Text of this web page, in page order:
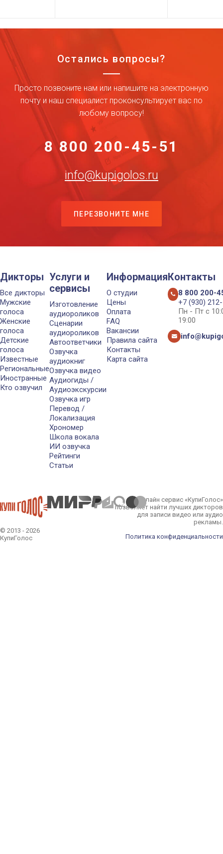
Остались вопросы?
Просто позвоните нам или напишите на электронную
почту и наш специалист проконсультирует вас по
любому вопросу!
8 800 200-45-51
info@kupigolos.ru
ПЕРЕЗВОНИТЕ МНЕ
Дикторы
Все дикторы
Мужские
голоса
Женские
голоса
Детские
голоса
Известные
Региональные
Иностранные
Кто озвучил
Услуги и
сервисы
Изготовление
аудиороликов
Сценарии
аудиороликов
Автоответчики
Озвучка
аудиокниг
Озвучка видео
Аудиогиды /
Аудиоэкскурсии
Озвучка игр
Перевод /
Локализация
Хрономер
Школа вокала
ИИ озвучка
Рейтинги
Статьи
Информация
О студии
Цены
Оплата
FAQ
Вакансии
Правила сайта
Контакты
Карта сайта
Контакты
8 800 200-
+7 (930)
Пн - Пт с
19:00
© 2013 - 2026
КупиГолос
Онлайн сервис «КупиГолос»
позволяет найти лучших дикторов
для записи видео или аудио
рекламы.
Политика конфиденциальности